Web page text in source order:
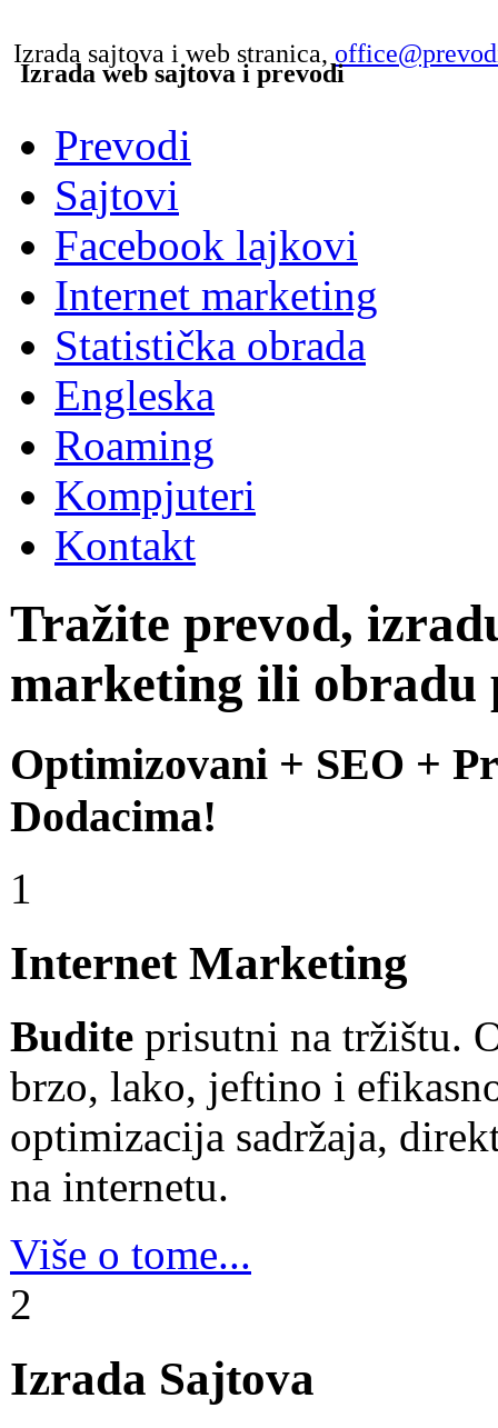
Izrada sajtova i web stranica,
Izrada web sajtova i prevodi
Prevodi
Sajtovi
Facebook lajkovi
Internet marketing
Statistička obrada
Engleska
Roaming
Kompjuteri
Kontakt
Tražite prevod,
marketing ili obradu
Optimizovani + SEO +
Dodacima!
1
Internet Marketing
Budite prisutni na tržištu.
brzo, lako, jeftino i
optimizacija sadržaja,
na internetu.
Više o tome...
2
Izrada Sajtova